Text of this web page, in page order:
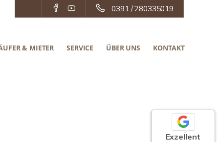
0391 / 280335019
& MIETER SERVICE ÜBER UNS KONTAKT
Exzellent